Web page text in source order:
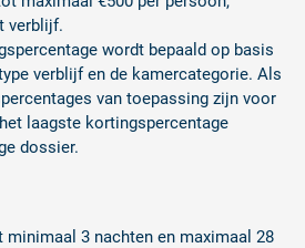
verblijf.
wordt bepaald op basis
verblijf en de kamercategorie. Als
van toepassing zijn voor
laagste kortingspercentage
dossier.
minimaal 3 nachten en maximaal 28